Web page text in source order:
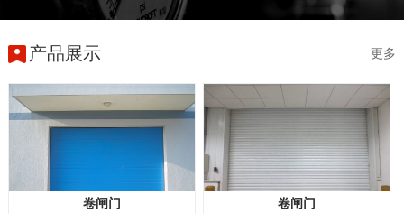
产品展示 更多
卷闸门 卷闸门